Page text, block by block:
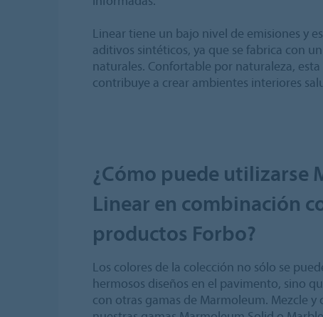
Linear tiene un bajo nivel de emisiones y
aditivos sintéticos, ya que se fabrica con
naturales. Confortable por naturaleza,
contribuye a crear ambientes interiores
¿Cómo puede utilizarse
Linear en combinación
productos Forbo?
Los colores de la colección no sólo se
hermosos diseños en el pavimento, sino
con otras gamas de Marmoleum. Mezcle